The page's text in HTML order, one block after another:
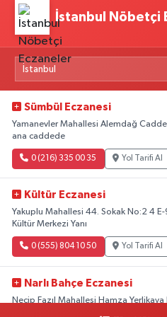
İstanbul Nöbetçi
Sümbül Eczanesi
Yamanevler Mahallesi Alemdağ
ana caddede
0 (216) 335 00 35 Yol Tarifi Al
Kültür Eczanesi
Yakuplu Mahallesi 44. Sokak No:2 4
Kültür Merkezi Yanı
0 (555) 804 10 50 Yol Tarifi Al
Narlı Bahçe Eczanesi
Necip Fazıl Mahallesi Hamza